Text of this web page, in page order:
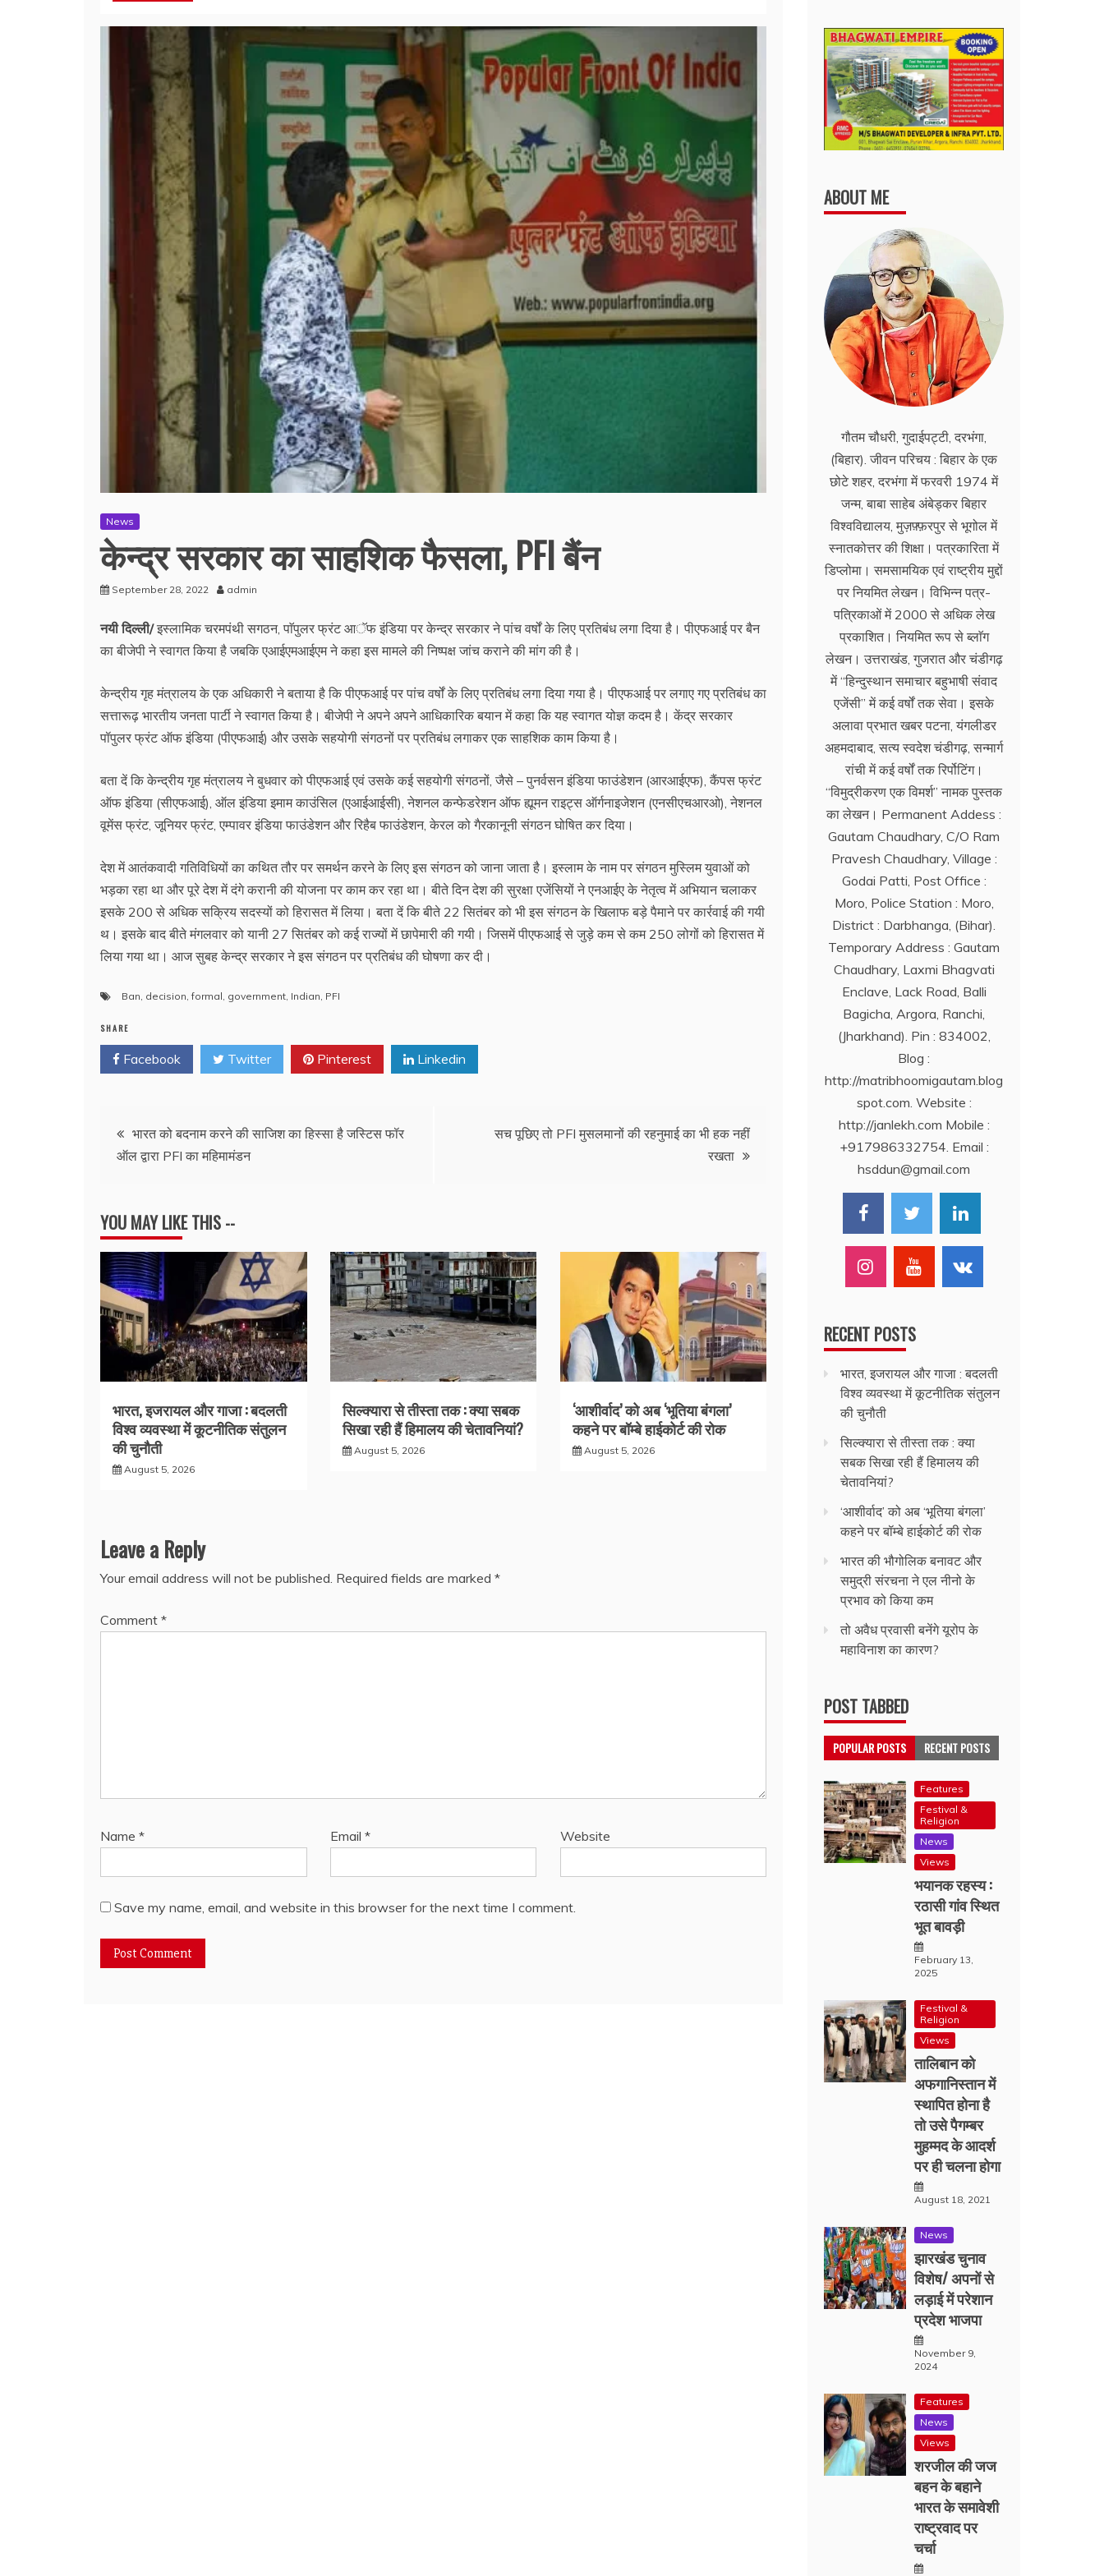
News
केन्द्र सरकार का साहशिक फैसला, PFI बैंन
September 28, 2022 admin
नयी दिल्ली/इस्लामिक चरमपंथी सगठन, पाॅपुलर फ्रंट आॅफ इंडिया पर केन्द्र सरकार ने पांच वर्षों के लिए प्रतिबंध लगा दिया है। पीएफआई पर बैन
का बीजेपी ने स्वागत किया है जबकि एआईएमआईएम ने कहा इस मामले की निष्पक्ष जांच कराने की मांग की है।
केन्द्रीय गृह मंत्रालय के एक अधिकारी ने बताया है कि पीएफआई पर पांच वर्षों के लिए प्रतिबंध लगा दिया गया है। पीएफआई पर लगाए गए प्रतिबंध का
सत्तारूढ़ भारतीय जनता पार्टी ने स्वागत किया है। बीजेपी ने अपने अपने आधिकारिक बयान में कहा कि यह स्वागत योज्ञ कदम है। केंद्र सरकार
पॉपुलर फ्रंट ऑफ इंडिया (पीएफआई) और उसके सहयोगी संगठनों पर प्रतिबंध लगाकर एक साहशिक काम किया है।
बता दें कि केन्द्रीय गृह मंत्रालय ने बुधवार को पीएफआई एवं उसके कई सहयोगी संगठनों, जैसे – पुनर्वसन इंडिया फाउंडेशन (आरआईएफ), कैंपस फ्रंट
ऑफ इंडिया (सीएफआई), ऑल इंडिया इमाम काउंसिल (एआईआईसी), नेशनल कन्फेडरेशन ऑफ ह्यूमन राइट्स ऑर्गनाइजेशन (एनसीएचआरओ), नेशनल
वूमेंस फ्रंट, जूनियर फ्रंट, एम्पावर इंडिया फाउंडेशन और रिहैब फाउंडेशन, केरल को गैरकानूनी संगठन घोषित कर दिया।
देश में आतंकवादी गतिविधियों का कथित तौर पर समर्थन करने के लिए इस संगठन को जाना जाता है। इस्लाम के नाम पर संगठन मुस्लिम युवाओं को
भड़का रहा था और पूरे देश में दंगे करानी की योजना पर काम कर रहा था। बीते दिन देश की सुरक्षा एजेंसियों ने एनआईए के नेतृत्व में अभियान चलाकर
इसके 200 से अधिक सक्रिय सदस्यों को हिरासत में लिया। बता दें कि बीते 22 सितंबर को भी इस संगठन के खिलाफ बड़े पैमाने पर कार्रवाई की गयी
थ। इसके बाद बीते मंगलवार को यानी 27 सितंबर को कई राज्यों में छापेमारी की गयी। जिसमें पीएफआई से जुड़े कम से कम 250 लोगों को हिरासत में
लिया गया था। आज सुबह केन्द्र सरकार ने इस संगठन पर प्रतिबंध की घोषणा कर दी।
Ban decision ,formal government Indian PFI
SHARE
Facebook Twitter Pinterest Linkedin
Post
navigation
भारत को बदनाम करने की साजिश का हिस्सा है जस्टिस फॉर
ऑल द्वारा PFI का महिमामंडन
सच पूछिए तो PFI मुसलमानों की रहनुमाई का भी हक नहीं
रखता
YOU MAY LIKE THIS --
भारत, इजरायल और गाजा : बदलती
विश्व व्यवस्था में कूटनीतिक संतुलन
की चुनौती
August 5, 2026
सिल्क्यारा से तीस्ता तक : क्या सबक
सिखा रही हैं हिमालय की चेतावनियां?
August 5, 2026
‘आशीर्वाद’ को अब ‘भूतिया बंगला’
कहने पर बॉम्बे हाईकोर्ट की रोक
August 5, 2026
Leave a Reply
Your email address will not be published. Required fields are marked *
Comment *
Name * Email * Website
Save my name, email, and website in this browser for the next time I comment.
ABOUT ME
गौतम चौधरी, गुदाईपट्टी, दरभंगा,
(बिहार). जीवन परिचय : बिहार के एक
छोटे शहर, दरभंगा में फरवरी 1974 में
जन्म, बाबा साहेब अंबेड्कर बिहार
विश्वविद्यालय, मुज़फ़्फ़रपुर से भूगोल में
स्नातकोत्तर की शिक्षा। पत्रकारिता में
डिप्लोमा। समसामयिक एवं राष्ट्रीय मुद्दों
पर नियमित लेखन। विभिन्न पत्र-
पत्रिकाओं में 2000 से अधिक लेख
प्रकाशित। नियमित रूप से ब्लाॅग
लेखन। उत्तराखंड, गुजरात और चंडीगढ़
में ‘‘हिन्दुस्थान समाचार बहुभाषी संवाद
एजेंसी’’ में कई वर्षों तक सेवा। इसके
अलावा प्रभात खबर पटना, यंगलीडर
अहमदाबाद, सत्य स्वदेश चंडीगढ़, सन्मार्ग
रांची में कई वर्षों तक रिर्पोटिंग।
‘‘विमुद्रीकरण एक विमर्श’’ नामक पुस्तक
का लेखन। Permanent Addess :
Gautam Chaudhary, C/O Ram
Pravesh Chaudhary, Village :
Godai Patti, Post Office :
Moro, Police Station : Moro,
District : Darbhanga, (Bihar).
Temporary Address : Gautam
Chaudhary, Laxmi Bhagvati
Enclave, Lack Road, Balli
Bagicha, Argora, Ranchi,
(Jharkhand). Pin : 834002,
Blog :
http://matribhoomigautam.blog
spot.com. Website :
http://janlekh.com Mobile :
+917986332754. Email :
hsddun@gmail.com
RECENT POSTS
भारत, इजरायल और गाजा : बदलती
विश्व व्यवस्था में कूटनीतिक संतुलन
की चुनौती
सिल्क्यारा से तीस्ता तक : क्या
सबक सिखा रही हैं हिमालय की
चेतावनियां?
‘आशीर्वाद’ को अब ‘भूतिया बंगला’
कहने पर बॉम्बे हाईकोर्ट की रोक
भारत की भौगोलिक बनावट और
समुद्री संरचना ने एल नीनो के
प्रभाव को किया कम
तो अवैध प्रवासी बनेंगे यूरोप के
महाविनाश का कारण?
POST TABBED
POPULAR POSTS RECENT POSTS
Features
Festival &
Religion
News
Views
भयानक रहस्य :
रठासी गांव स्थित
भूत बावड़ी
February 13,
2025
Festival &
Religion
Views
तालिबान को
अफगानिस्तान में
स्थापित होना है
तो उसे पैगम्बर
मुहम्मद के आदर्श
पर ही चलना होगा
August 18, 2021
News
झारखंड चुनाव
विशेष/ अपनों से
लड़ाई में परेशान
प्रदेश भाजपा
November 9,
2024
Features
News
Views
शरजील की जज
बहन के बहाने
भारत के समावेशी
राष्ट्रवाद पर
चर्चा